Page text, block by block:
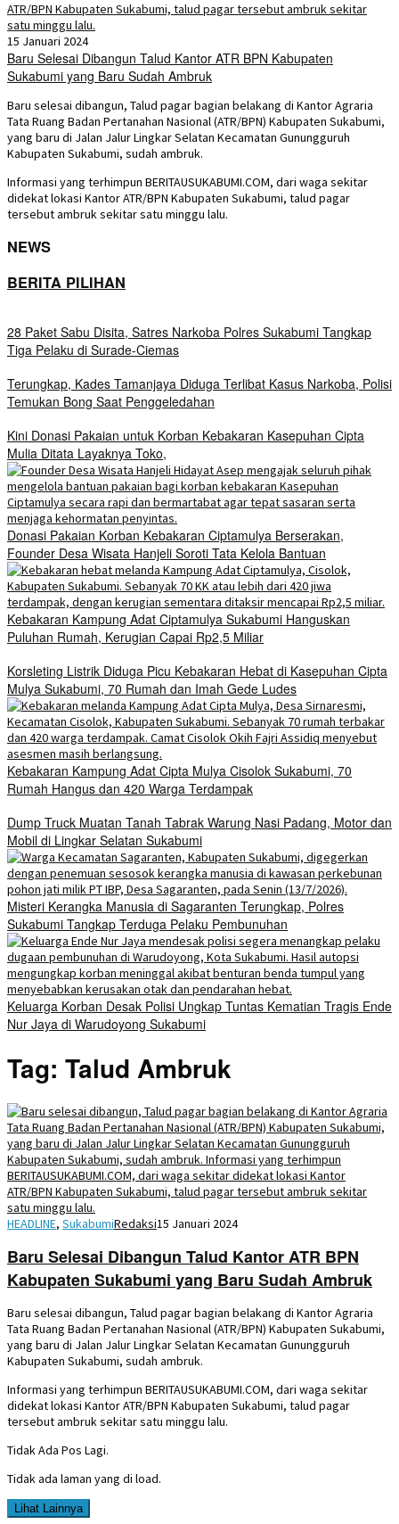
15 Januari 2024
Baru Selesai Dibangun Talud Kantor ATR BPN Kabupaten
Sukabumi yang Baru Sudah Ambruk
Baru selesai dibangun, Talud pagar bagian belakang di Kantor Agraria
Tata Ruang Badan Pertanahan Nasional (ATR/BPN) Kabupaten Sukabumi,
yang baru di Jalan Jalur Lingkar Selatan Kecamatan Gunungguruh
Kabupaten Sukabumi, sudah ambruk.
Informasi yang terhimpun BERITAUSUKABUMI.COM, dari waga sekitar
didekat lokasi Kantor ATR/BPN Kabupaten Sukabumi, talud pagar
tersebut ambruk sekitar satu minggu lalu.
NEWS
BERITA PILIHAN
28 Paket Sabu Disita, Satres Narkoba Polres Sukabumi Tangkap
Tiga Pelaku di Surade-Ciemas
Terungkap, Kades Tamanjaya Diduga Terlibat Kasus Narkoba, Polisi
Temukan Bong Saat Penggeledahan
Kini Donasi Pakaian untuk Korban Kebakaran Kasepuhan Cipta
Mulia Ditata Layaknya Toko,
Donasi Pakaian Korban Kebakaran Ciptamulya Berserakan,
Founder Desa Wisata Hanjeli Soroti Tata Kelola Bantuan
Kebakaran Kampung Adat Ciptamulya Sukabumi Hanguskan
Puluhan Rumah, Kerugian Capai Rp2,5 Miliar
Korsleting Listrik Diduga Picu Kebakaran Hebat di Kasepuhan Cipta
Mulya Sukabumi, 70 Rumah dan Imah Gede Ludes
Kebakaran Kampung Adat Cipta Mulya Cisolok Sukabumi, 70
Rumah Hangus dan 420 Warga Terdampak
Dump Truck Muatan Tanah Tabrak Warung Nasi Padang, Motor dan
Mobil di Lingkar Selatan Sukabumi
Misteri Kerangka Manusia di Sagaranten Terungkap, Polres
Sukabumi Tangkap Terduga Pelaku Pembunuhan
Keluarga Korban Desak Polisi Ungkap Tuntas Kematian Tragis Ende
Nur Jaya di Warudoyong Sukabumi
Tag: Talud Ambruk
HEADLINE, SukabumiRedaksi15 Januari 2024
Baru Selesai Dibangun Talud Kantor ATR BPN
Kabupaten Sukabumi yang Baru Sudah Ambruk
Baru selesai dibangun, Talud pagar bagian belakang di Kantor Agraria
Tata Ruang Badan Pertanahan Nasional (ATR/BPN) Kabupaten Sukabumi,
yang baru di Jalan Jalur Lingkar Selatan Kecamatan Gunungguruh
Kabupaten Sukabumi, sudah ambruk.
Informasi yang terhimpun BERITAUSUKABUMI.COM, dari waga sekitar
didekat lokasi Kantor ATR/BPN Kabupaten Sukabumi, talud pagar
tersebut ambruk sekitar satu minggu lalu.
Tidak Ada Pos Lagi.
Tidak ada laman yang di load.
Lihat Lainnya